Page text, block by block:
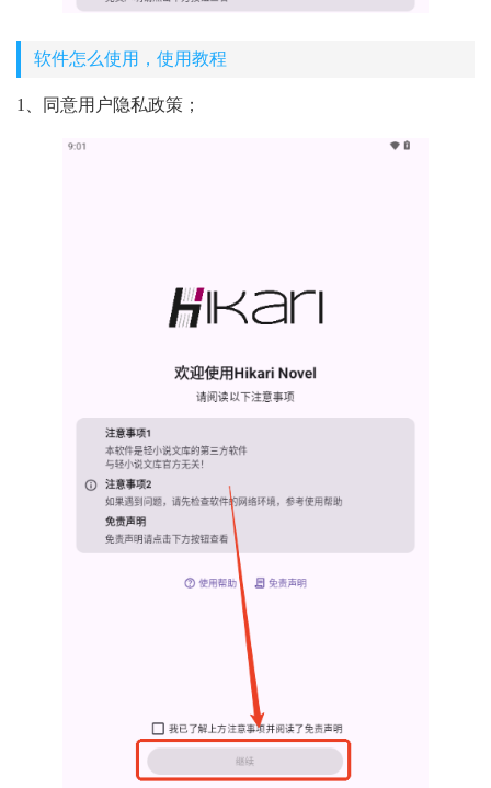
软件怎么使用，使用教程
1、同意用户隐私政策；